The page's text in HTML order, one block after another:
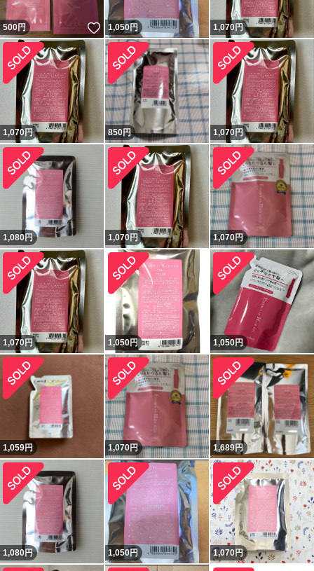
500円 いいね！
1,050円 1,070円
1,070円 850円 1,070円
1,080円 1,070円 1,070円
1,070円 1,050円 1,050円
1,059円 1,070円 1,689円
1,080円 1,050円 1,070円